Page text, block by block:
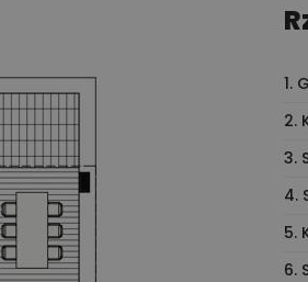
1.
2.
3.
4.
5.
6.